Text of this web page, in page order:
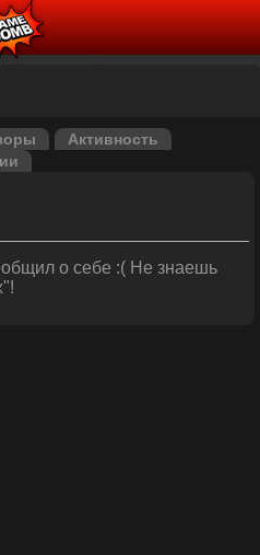
Активность
о себе :( Не знаешь